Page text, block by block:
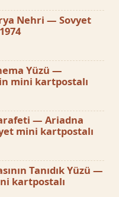
Nehri — Sovyet
Yüzü —
mini kartpostalı
— Ariadna
mini kartpostalı
Tanıdık Yüzü —
kartpostalı